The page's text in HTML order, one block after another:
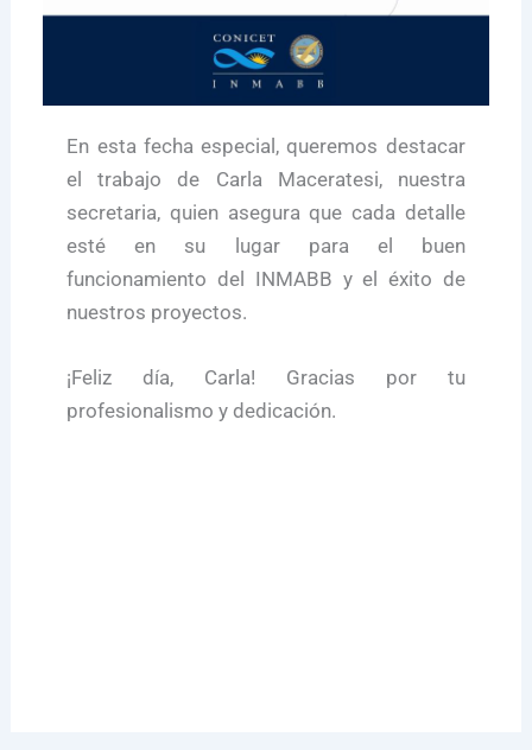
En esta fecha especial, queremos destacar
el trabajo de Carla Maceratesi, nuestra
secretaria, quien asegura que cada detalle
esté en su lugar para el buen
funcionamiento del INMABB y el éxito de
nuestros proyectos.
¡Feliz día, Carla! Gracias por tu
profesionalismo y dedicación.